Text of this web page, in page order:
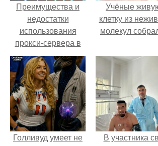
Преимущества и
недостатки
использования
прокси-сервера в
современном
интернете
Учёные
клетку из
молекул
Голливуд умеет не
В участника